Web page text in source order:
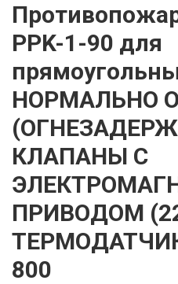
PPK-1-90 для
НОРМАЛЬНО
КЛАПАНЫ С
ПРИВОДОМ
800